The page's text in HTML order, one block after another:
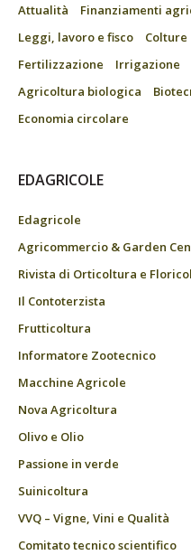
Attualità Finanziamenti
Leggi, lavoro e fisco
Colture
Fertilizzazione
Irrigazione
Agricoltura biologica
Economia circolare
EDAGRICOLE
Edagricole
Agricommercio & Garden
Rivista di Orticoltura e
Il Contoterzista
Frutticoltura
Informatore Zootecnico
Macchine Agricole
Nova Agricoltura
Olivo e Olio
Passione in verde
Suinicoltura
VVQ – Vigne, Vini e Qualità
Comitato tecnico scientifico